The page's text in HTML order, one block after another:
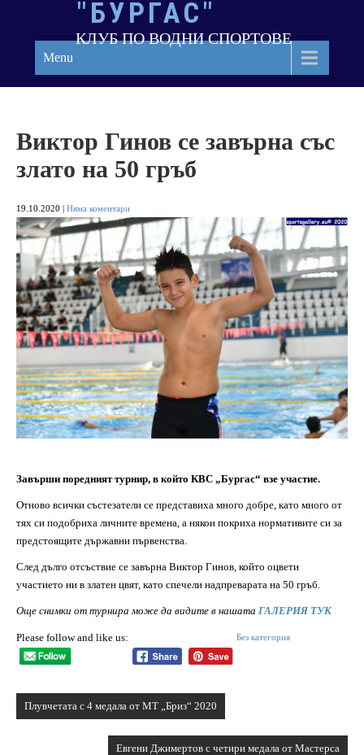
"БУРГАС"
КЛУБ ПО ВОДНИ СПОРТОВЕ
Menu
Виктор Гинов се завърна със
злато на 50 гръб
19.10.2020 | Няма коментари
Завърши поредният турнир, в който КВС „Бургас“ взе участие.
Отново всички състезатели се представиха много добре, като много от
тях си подобриха личните времена, а някои покриха нормативите си за
предстоящите държавни първенства.
След дълго отсъствие се завърна Виктор Гинов, който оцвети
участието ни в златен цвят, като спечели надпреварата на 50 гръб.
Още снимки от турнира може да видите в нашата ГАЛЕРИЯ ТУК
Please follow and like us: Без категория
Плувчетата с 4 медала от МТ „Бриз“ 2020
Евгени Джимертов с четири медала от Мастерса